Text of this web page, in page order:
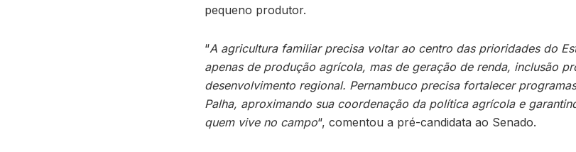
pequeno produtor.
“A agricultura familiar precisa voltar ao centro das prioridades do
apenas de produção agrícola, mas de geração de renda, inclusão
desenvolvimento regional. Pernambuco precisa fortalecer
Palha, aproximando sua coordenação da política agrícola e
quem vive no campo“, comentou a pré-candidata ao Senado.